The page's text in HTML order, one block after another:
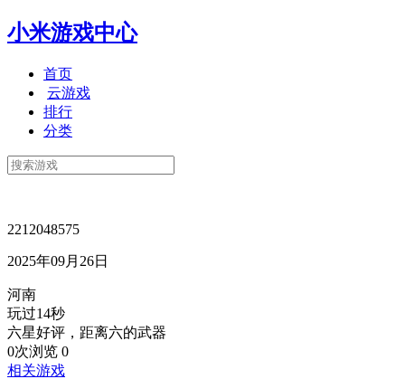
小米游戏中心
首页
云游戏
排行
分类
2212048575
2025年09月26日
河南
玩过14秒
六星好评，距离六的武器
0次浏览 0
相关游戏